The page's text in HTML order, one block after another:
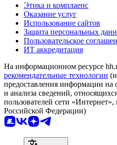
Этика и комплаенс
Оказание услуг
Использование сайтов
Защита персональных
Пользовательское
ИТ аккредитация
На информационном ресурсе
рекомендательные технологии
предоставления информации на
и анализа сведений,
пользователей сети
Российской Федерации)